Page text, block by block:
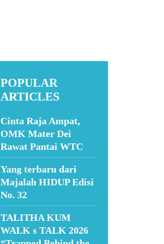
POPULAR
ARTICLES
Cinta Raja Ampat,
OMK Mater Dei
Rawat Pantai WTC
Yang terbaru dari
Majalah HIDUP Edisi
No. 32
TALITHA KUM
WALK s TALK 2026